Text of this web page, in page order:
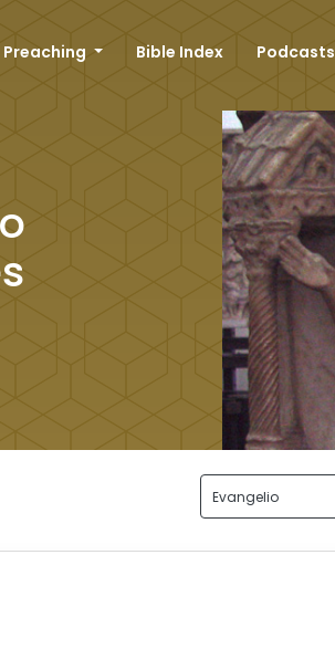
Bible Index Podcasts
Evangelio